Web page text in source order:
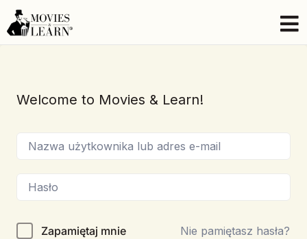
Welcome to Movies & Learn!
Zapamiętaj mnie Nie pamiętasz hasła?